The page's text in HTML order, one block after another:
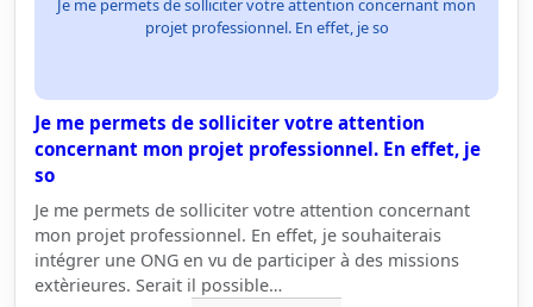
Je me permets de solliciter votre attention concernant mon
projet professionnel. En effet, je so
Je me permets de solliciter votre attention
concernant mon projet professionnel. En effet, je
so
Je me permets de solliciter votre attention concernant
mon projet professionnel. En effet, je souhaiterais
intégrer une ONG en vu de participer à des missions
extèrieures. Serait il possible…